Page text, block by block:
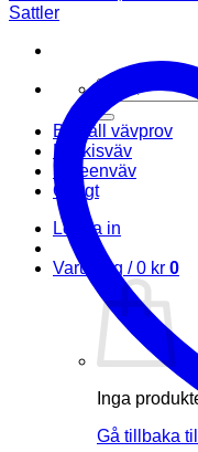
Sök
efter:
Beställ vävprov
Markisväv
Screenväv
Övrigt
Logga in
Varukorg /0 kr 0
Inga
Gå tillbaka